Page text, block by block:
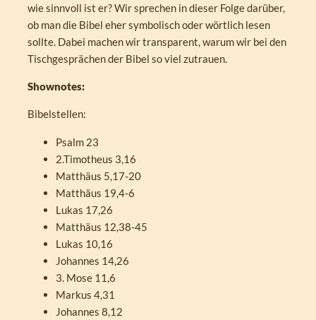
wie sinnvoll ist er? Wir sprechen in dieser Folge darüber,
ob man die Bibel eher symbolisch oder wörtlich lesen
sollte. Dabei machen wir transparent, warum wir bei den
Tischgesprächen der Bibel so viel zutrauen.
Shownotes:
Bibelstellen:
Psalm 23
2.Timotheus 3,16
Matthäus 5,17-20
Matthäus 19,4-6
Lukas 17,26
Matthäus 12,38-45
Lukas 10,16
Johannes 14,26
3. Mose 11,6
Markus 4,31
Johannes 8,12